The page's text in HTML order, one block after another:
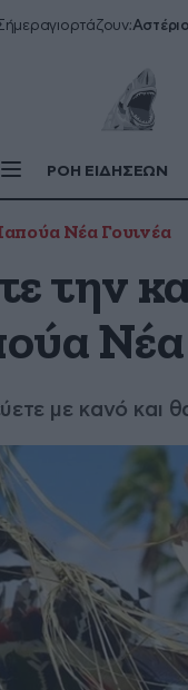
γιορτάζουν:
ΡΟΗ ΕΙΔΗΣΕΩΝ
Νέα Γουινέα
την
Νέα
με κανό και